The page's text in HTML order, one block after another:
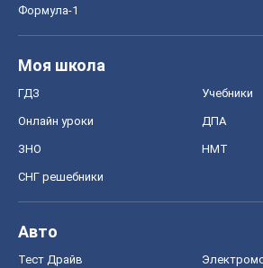
Формула-1
Моя школа
ГДЗ Учебники
Онлайн уроки ДПА
ЗНО НМТ
СНГ решебники
Авто
Тест Драйв